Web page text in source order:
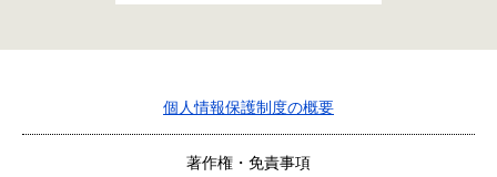
個人情報保護制度の概要
著作権・免責事項